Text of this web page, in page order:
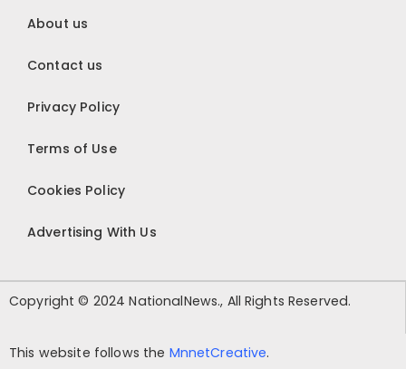
About us
Contact us
Privacy Policy
Terms of Use
Cookies Policy
Advertising With Us
Copyright © 2024 NationalNews., All Rights Reserved.
This website follows the MnnetCreative.